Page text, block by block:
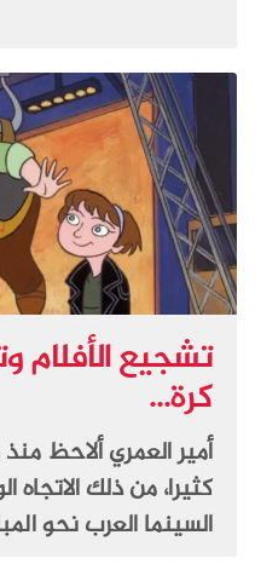
تشجيع
كرة...
أمير العمري ألاحظ
كثيرا، من ذلك الاتجاه
السينما العرب نحو